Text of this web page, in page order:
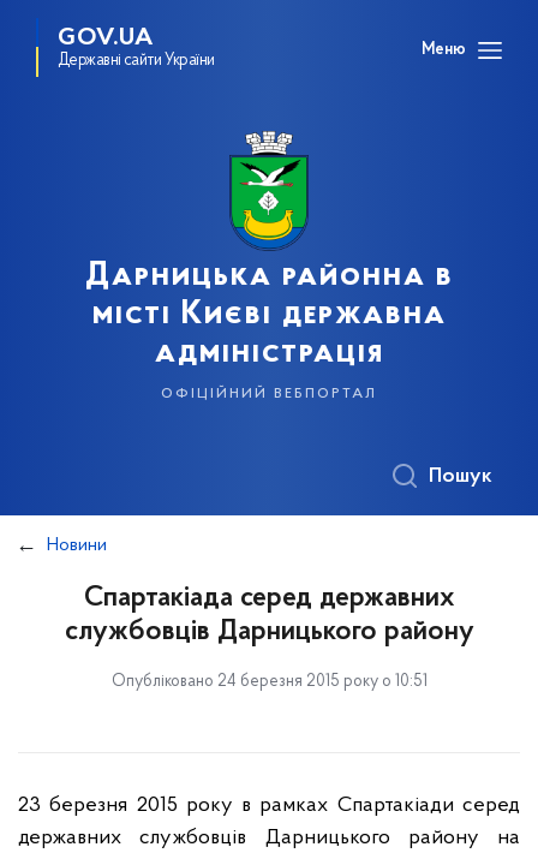
GOV.UA
Державні сайти України
Меню
Дарницька районна в
місті Києві державна
адміністрація
офіційний вебпортал
Пошук
Новини
Спартакіада серед державних
службовців Дарницького району
Опубліковано 24 березня 2015 року о 10:51
23 березня 2015 року в рамках Спартакіади серед
державних службовців Дарницького району на